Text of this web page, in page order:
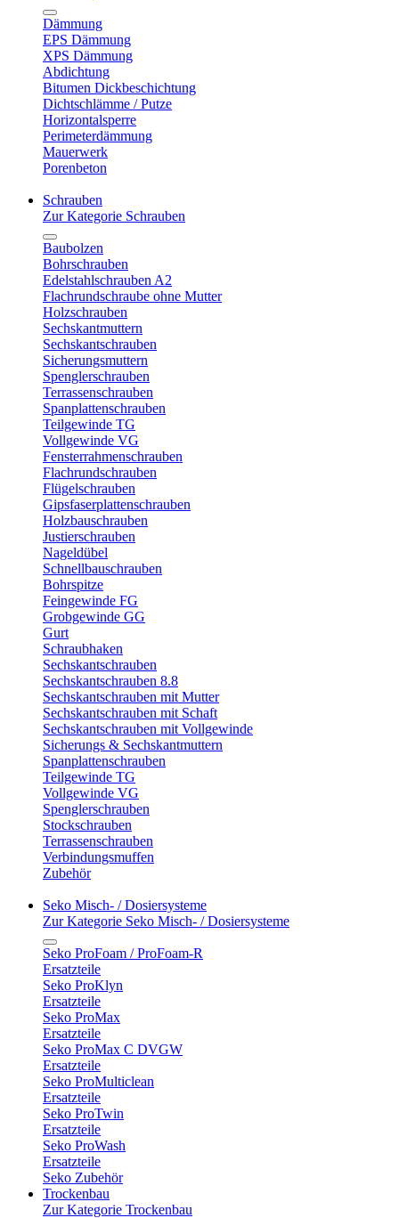
Dämmung
EPS Dämmung
XPS Dämmung
Abdichtung
Bitumen Dickbeschichtung
Dichtschlämme / Putze
Horizontalsperre
Perimeterdämmung
Mauerwerk
Porenbeton
Schrauben
Zur Kategorie Schrauben
Baubolzen
Bohrschrauben
Edelstahlschrauben A2
Flachrundschraube ohne Mutter
Holzschrauben
Sechskantmuttern
Sechskantschrauben
Sicherungsmuttern
Spenglerschrauben
Terrassenschrauben
Spanplattenschrauben
Teilgewinde TG
Vollgewinde VG
Fensterrahmenschrauben
Flachrundschrauben
Flügelschrauben
Gipsfaserplattenschrauben
Holzbauschrauben
Justierschrauben
Nageldübel
Schnellbauschrauben
Bohrspitze
Feingewinde FG
Grobgewinde GG
Gurt
Schraubhaken
Sechskantschrauben
Sechskantschrauben 8.8
Sechskantschrauben mit Mutter
Sechskantschrauben mit Schaft
Sechskantschrauben mit Vollgewinde
Sicherungs & Sechskantmuttern
Spanplattenschrauben
Teilgewinde TG
Vollgewinde VG
Spenglerschrauben
Stockschrauben
Terrassenschrauben
Verbindungsmuffen
Zubehör
Seko Misch- / Dosiersysteme
Zur Kategorie Seko Misch- / Dosiersysteme
Seko ProFoam / ProFoam-R
Ersatzteile
Seko ProKlyn
Ersatzteile
Seko ProMax
Ersatzteile
Seko ProMax C DVGW
Ersatzteile
Seko ProMulticlean
Ersatzteile
Seko ProTwin
Ersatzteile
Seko ProWash
Ersatzteile
Seko Zubehör
Trockenbau
Zur Kategorie Trockenbau